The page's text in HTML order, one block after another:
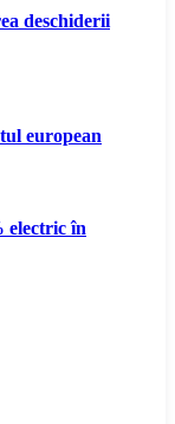
deschiderii
european
electric în